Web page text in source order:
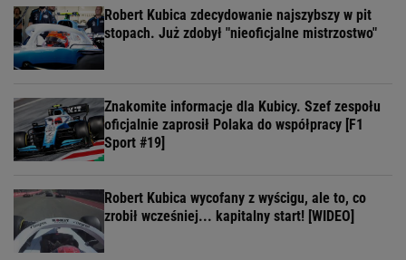
Robert Kubica zdecydowanie najszybszy w pit
stopach. Już zdobył "nieoficjalne mistrzostwo"
Znakomite informacje dla Kubicy. Szef zespołu
oficjalnie zaprosił Polaka do współpracy [F1
Sport #19]
Robert Kubica wycofany z wyścigu, ale to, co
zrobił wcześniej... kapitalny start! [WIDEO]